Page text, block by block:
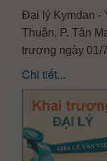
Đại lý Kymdan -
Thuận, P. Tân
trương ngày 01/
Chi tiết...